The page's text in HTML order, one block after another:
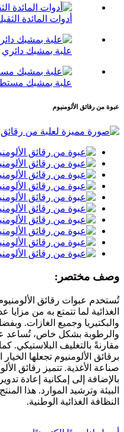
أدوات المائدة
علبة بمشبك دائري
علبة بمشبك
عبوة من رقائق الألومنيوم
وصف مختصر:
تُستخدم عبوات رقائق
الغذائية لما تتمتع به من
والبكتيريا وجميع الغازات.
والرطوبة بشكل خاص، تُساعد
مقارنةً بالتغليف البلاستيكي.
برقائق الألومنيوم تجعلها
صناعة الأغذية. تتميز رقائق
بالإضافة إلى إمكانية إعادة
البيئة وترشيد الموارد. هذا
النظافة الغذائية الوطنية.